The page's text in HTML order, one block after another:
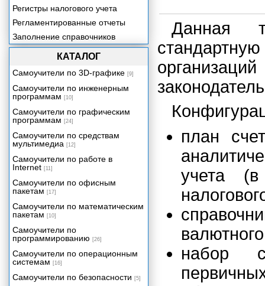
Данная
план
учета
набор
Регистры налогового учета
Регламентированные отчеты
Заполнение справочников
КАТАЛОГ
Самоучители по 3D-графике [9]
Самоучители по инженерным
программам [10]
Самоучители по графическим
программам [24]
Самоучители по средствам
мультимедиа [12]
Самоучители по работе в
Internet [11]
Самоучители по офисным
пакетам [17]
Самоучители по математическим
пакетам [10]
Самоучители по
программированию [26]
Самоучители по операционным
системам [16]
Самоучители по безопасности [5]